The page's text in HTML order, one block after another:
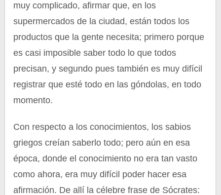
muy complicado, afirmar que, en los
supermercados de la ciudad, están todos los
productos que la gente necesita; primero porque
es casi imposible saber todo lo que todos
precisan, y segundo pues también es muy difícil
registrar que esté todo en las góndolas, en todo
momento.
Con respecto a los conocimientos, los sabios
griegos creían saberlo todo; pero aún en esa
época, donde el conocimiento no era tan vasto
como ahora, era muy difícil poder hacer esa
afirmación. De allí la célebre frase de Sócrates: